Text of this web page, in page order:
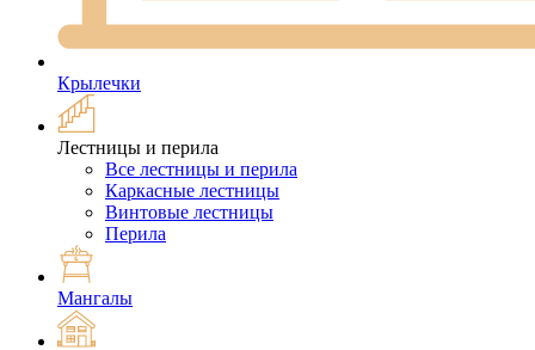
Крылечки
Лестницы и перила
Все лестницы и перила
Каркасные лестницы
Винтовые лестницы
Перила
Мангалы